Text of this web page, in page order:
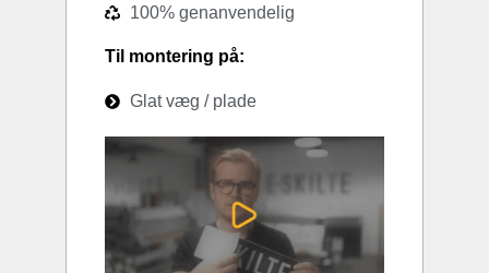
100% genanvendelig
Til montering på:
Glat væg / plade